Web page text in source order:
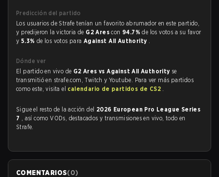
Predicción del partido
Los usuarios de Strafe tenían un favorito abrumador en este partido,
y predijeron la victoria de G2 Arescon 94.7%de los votos a su favor
y 5.3% de los votos paraAgainst All Authority .
Dónde ver
El partido en vivo de G2 Ares vs Against All Authority se
transmitió en strafe.com, Twitch y Youtube. Para ver más partidos
como este, visita el calendario de partidos de CS2 .
Sigue el resto de la acción del 2026 European Pro League Series
7 , así como VODs, destacados y transmisiones en vivo, todo en
Strafe.
COMENTARIOS(0)